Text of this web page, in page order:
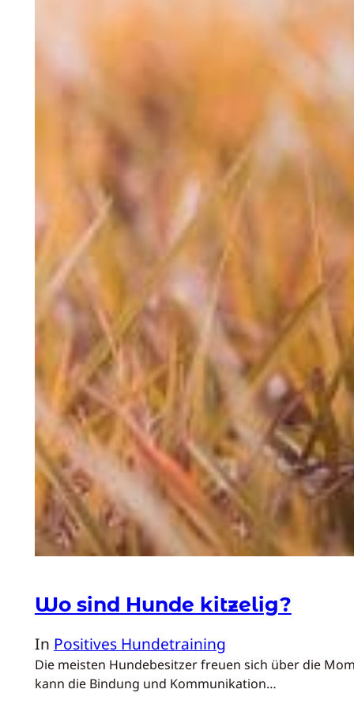
Wo sind Hunde kitzelig?
In Positives Hundetraining
Die meisten Hundebesitzer freuen sich über die
kann die Bindung und Kommunikation…